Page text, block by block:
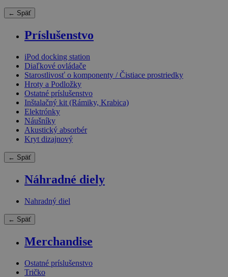
← Späť
Príslušenstvo
iPod docking station
Diaľkové ovládače
Starostlivosť o komponenty / Čistiace prostriedky
Hroty a Podložky
Ostatné príslušenstvo
Inštalačný kit (Rámiky, Krabica)
Elektrónky
Náušníky
Akustický absorbér
Kryt dizajnový
← Späť
Náhradné diely
Nahradný diel
← Späť
Merchandise
Ostatné príslušenstvo
Tričko